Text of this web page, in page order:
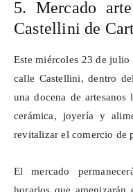
5. Mercado
Castellini de
Este miércoles 23 de julio
calle Castellini, dentro
una docena de
cerámica, joyería y
revitalizar el comercio de
El mercado